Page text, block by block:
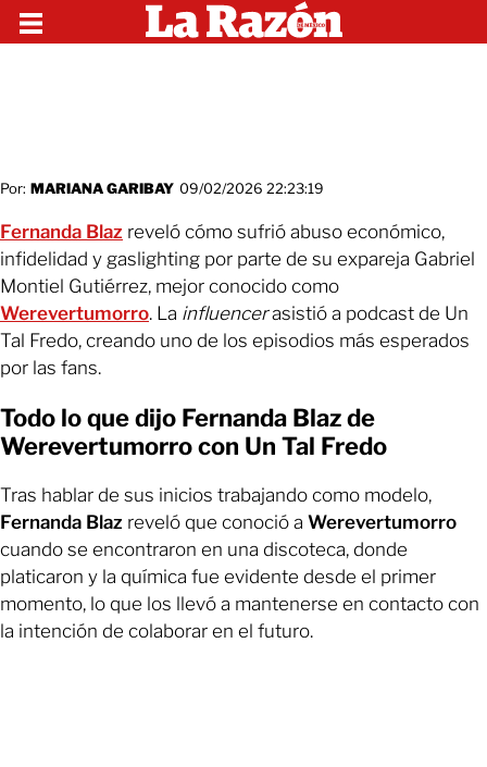
Por: MARIANA GARIBAY 09/02/2026 22:23:19
Fernanda Blaz reveló cómo sufrió abuso económico,
infidelidad y gaslighting por parte de su expareja Gabriel
Montiel Gutiérrez, mejor conocido como
Werevertumorro. La influencerasistió a podcast de Un
Tal Fredo, creando uno de los episodios más esperados
por las fans.
Todo lo que dijo Fernanda Blaz de
Werevertumorro con Un Tal Fredo
Tras hablar de sus inicios trabajando como modelo,
Fernanda Blaz reveló que conoció a Werevertumorro
cuando se encontraron en una discoteca, donde
platicaron y la química fue evidente desde el primer
momento, lo que los llevó a mantenerse en contacto con
la intención de colaborar en el futuro.